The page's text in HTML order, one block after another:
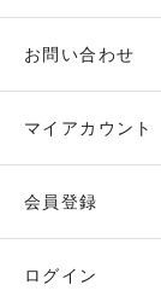
お問い合わせ
マイアカウント
会員登録
ログイン